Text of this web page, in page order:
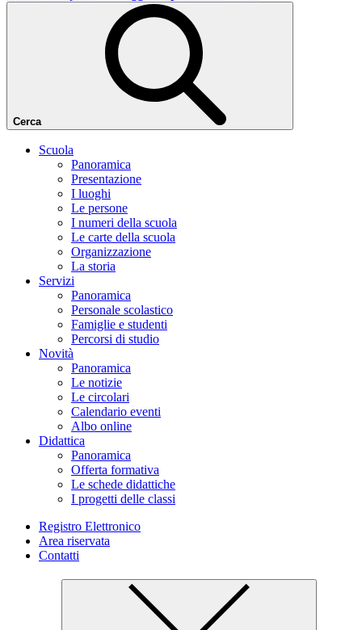
Cerca
Scuola
Panoramica
Presentazione
I luoghi
Le persone
I numeri della scuola
Le carte della scuola
Organizzazione
La storia
Servizi
Panoramica
Personale scolastico
Famiglie e studenti
Percorsi di studio
Novità
Panoramica
Le notizie
Le circolari
Calendario eventi
Albo online
Didattica
Panoramica
Offerta formativa
Le schede didattiche
I progetti delle classi
Registro Elettronico
Area riservata
Contatti